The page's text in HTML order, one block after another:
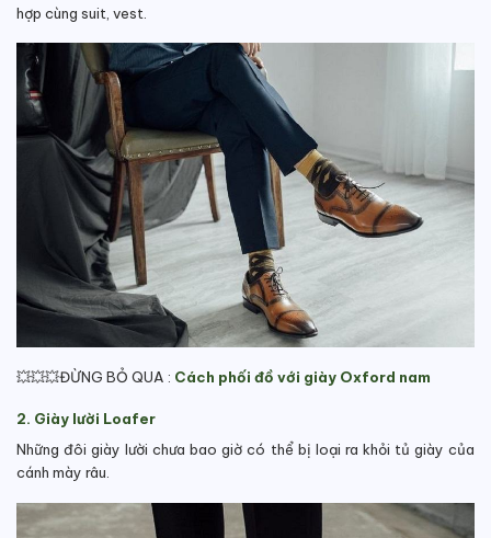
hợp cùng suit, vest.
💥💥💥ĐỪNG BỎ QUA : Cách phối đồ với giày Oxford nam
2. Giày lười Loafer
Những đôi giày lười chưa bao giờ có thể bị loại ra khỏi tủ giày của
cánh mày râu.